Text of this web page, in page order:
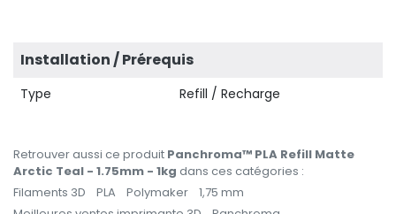
Installation / Prérequis
Type Refill / Recharge
Retrouver aussi ce produit Panchroma™ PLA Refill Matte
Arctic Teal - 1.75mm - 1kg dans ces catégories :
Filaments 3D
PLA Polymaker
1,75 mm